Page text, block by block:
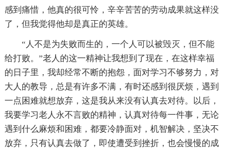
感到痛惜，他真的很可怜，辛辛苦苦的劳动成果就这样没
了，但我觉得他却是真正的英雄。
“人不是为失败而生的，一个人可以被毁灭，但不能
给打败。”老人的这一精神让我想到了现在，在这样幸福
的日子里，我却经常不断的抱怨，面对学习不够努力，对
大人的教导，总是有许多不满，有时还感到很厌烦，遇到
一点困难就想放弃，这是我从来没有认真去对待。以后，
我要学习老人永不言败的精神，认真对待每一件事，无论
遇到什么麻烦和困难，都要冷静面对，机智解决，坚决不
放弃，只有认真去做了，即使遭受到挫折，也会慢慢的成